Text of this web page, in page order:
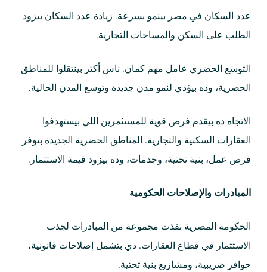
عدد السكان في مصر بينمو بسرعة. زيادة عدد السكان بيزود
الطلب على السكن والمساحات التجارية.
التوسع الحضري عامل مهم كمان. ناس أكتر بينتقلوا للمناطق
الحضرية، وده بيؤدي لنمو مدن جديدة وتوسع المدن الحالية.
الاتجاه ده بيقدم فرص قوية للمستثمرين اللي بيستهدفوا
العقارات السكنية والتجارية. المناطق الحضرية الجديدة بتوفر
فرص عمل، بنية تحتية، وخدمات، وده بيزود قيمة الاستثمار.
المبادرات والإصلاحات الحكومية
الحكومة المصرية نفذت مجموعة من المبادرات لجذب
الاستثمار في قطاع العقارات. دي بتشمل إصلاحات قانونية،
حوافز ضريبية، ومشاريع بنية تحتية.